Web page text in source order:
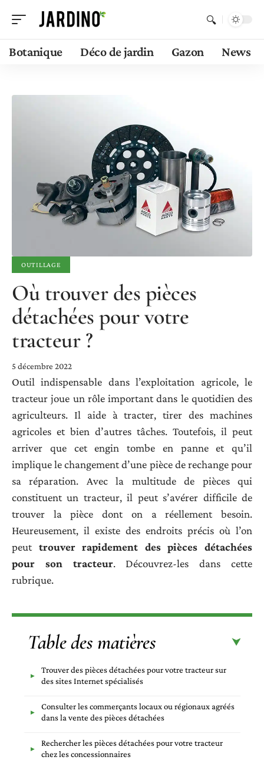
Botanique Déco de jardin Gazon News
OUTILLAGE
Où trouver des pièces
détachées pour votre
tracteur ?
5 décembre 2022
Outil indispensable dans l’exploitation agricole, le
tracteur joue un rôle important dans le quotidien des
agriculteurs. Il aide à tracter, tirer des machines
agricoles et bien d’autres tâches. Toutefois, il peut
arriver que cet engin tombe en panne et qu’il
implique le changement d’une pièce de rechange pour
sa réparation. Avec la multitude de pièces qui
constituent un tracteur, il peut s’avérer difficile de
trouver la pièce dont on a réellement besoin.
Heureusement, il existe des endroits précis où l’on
peut trouver rapidement des pièces détachées
pour son tracteur. Découvrez-les dans cette
rubrique.
Table des matières
Trouver des pièces détachées pour votre tracteur sur
des sites Internet spécialisés
Consulter les commerçants locaux ou régionaux agréés
dans la vente des pièces détachées
Rechercher les pièces détachées pour votre tracteur
chez les concessionnaires